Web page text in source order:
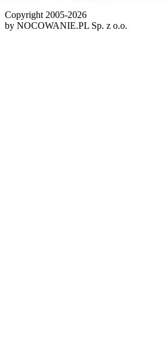
Copyright 2005-2026
by NOCOWANIE.PL Sp. z o.o.